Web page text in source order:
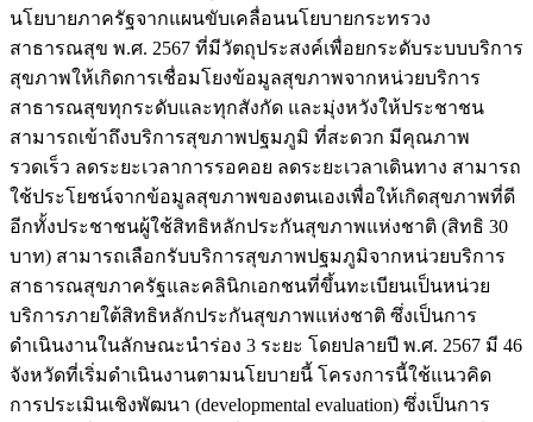
นโยบายภาครัฐจากแผนขับเคลื่อนนโยบายกระทรวง
สาธารณสุข พ.ศ. 2567 ที่มีวัตถุประสงค์เพื่อยกระดับระบบบริการ
สุขภาพให้เกิดการเชื่อมโยงข้อมูลสุขภาพจากหน่วยบริการ
สาธารณสุขทุกระดับและทุกสังกัด และมุ่งหวังให้ประชาชน
สามารถเข้าถึงบริการสุขภาพปฐมภูมิ ที่สะดวก มีคุณภาพ
รวดเร็ว ลดระยะเวลาการรอคอย ลดระยะเวลาเดินทาง สามารถ
ใช้ประโยชน์จากข้อมูลสุขภาพของตนเองเพื่อให้เกิดสุขภาพที่ดี
อีกทั้งประชาชนผู้ใช้สิทธิหลักประกันสุขภาพแห่งชาติ (สิทธิ 30
บาท) สามารถเลือกรับบริการสุขภาพปฐมภูมิจากหน่วยบริการ
สาธารณสุขภาครัฐและคลินิกเอกชนที่ขึ้นทะเบียนเป็นหน่วย
บริการภายใต้สิทธิหลักประกันสุขภาพแห่งชาติ ซึ่งเป็นการ
ดำเนินงานในลักษณะนำร่อง 3 ระยะ โดยปลายปี พ.ศ. 2567 มี 46
จังหวัดที่เริ่มดำเนินงานตามนโยบายนี้ โครงการนี้ใช้แนวคิด
การประเมินเชิงพัฒนา (developmental evaluation) ซึ่งเป็นการ